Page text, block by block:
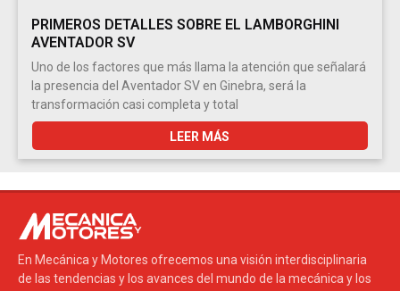
PRIMEROS DETALLES SOBRE EL LAMBORGHINI
AVENTADOR SV
Uno de los factores que más llama la atención que señalará
la presencia del Aventador SV en Ginebra, será la
transformación casi completa y total
LEER MÁS
En Mecánica y Motores ofrecemos una visión interdisciplinaria
de las tendencias y los avances del mundo de la mecánica y los